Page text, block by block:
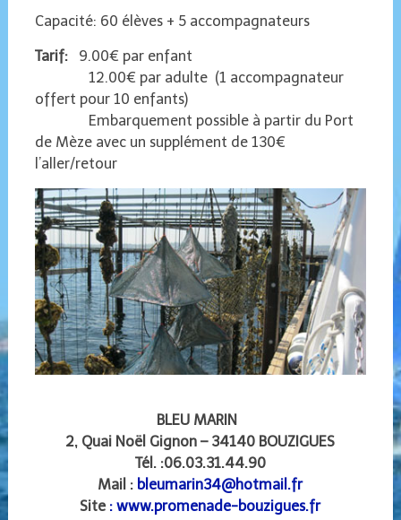
Capacité: 60 élèves + 5 accompagnateurs
Tarif:
9.00€ par enfant
12.00€ par adulte (1 accompagnateur
offert pour 10 enfants)
Embarquement possible à partir du Port
de Mèze avec un supplément de 130€
l’aller/retour
BLEU MARIN
2, Quai Noël Gignon – 34140 BOUZIGUES
Tél. :06.03.31.44.90
Mail : bleumarin34@hotmail.fr
Site:www.promenade-bouzigues.fr